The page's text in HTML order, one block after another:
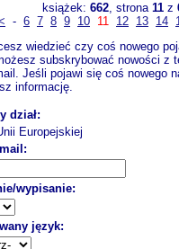
książek: 662, strona 11z
- 6 7 8 9 10 11 12 13 14
wiedzieć czy coś nowego
subskrybować nowości z
Jeśli pojawi się coś nowego
informację.
dział:
Europejskiej
wypisanie:
język: